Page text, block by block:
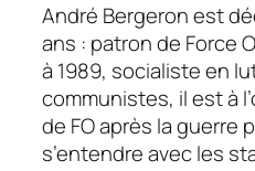
André Bergeron est
ans : patron de Force
à 1989, socialiste en
communistes, il est à
de FO après la guerre
s’entendre avec les